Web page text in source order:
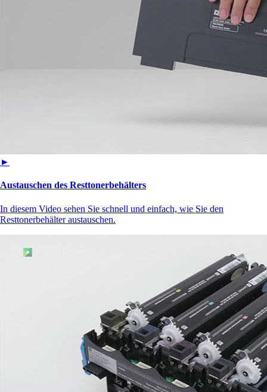
►
Austauschen des Resttonerbehälters
In diesem Video sehen Sie schnell und einfach, wie Sie den
Resttonerbehälter austauschen.